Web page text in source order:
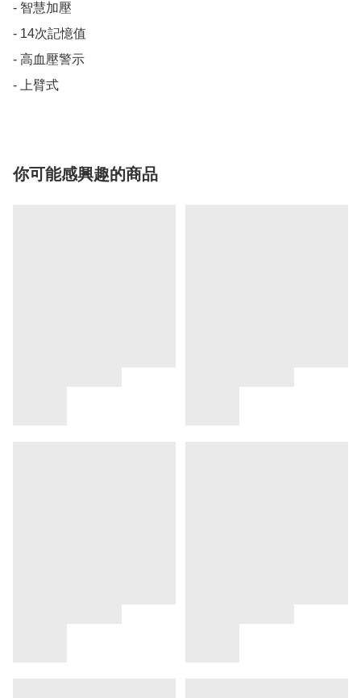
- 智慧加壓
- 14次記憶值
- 高血壓警示
- 上臂式
你可能感興趣的商品